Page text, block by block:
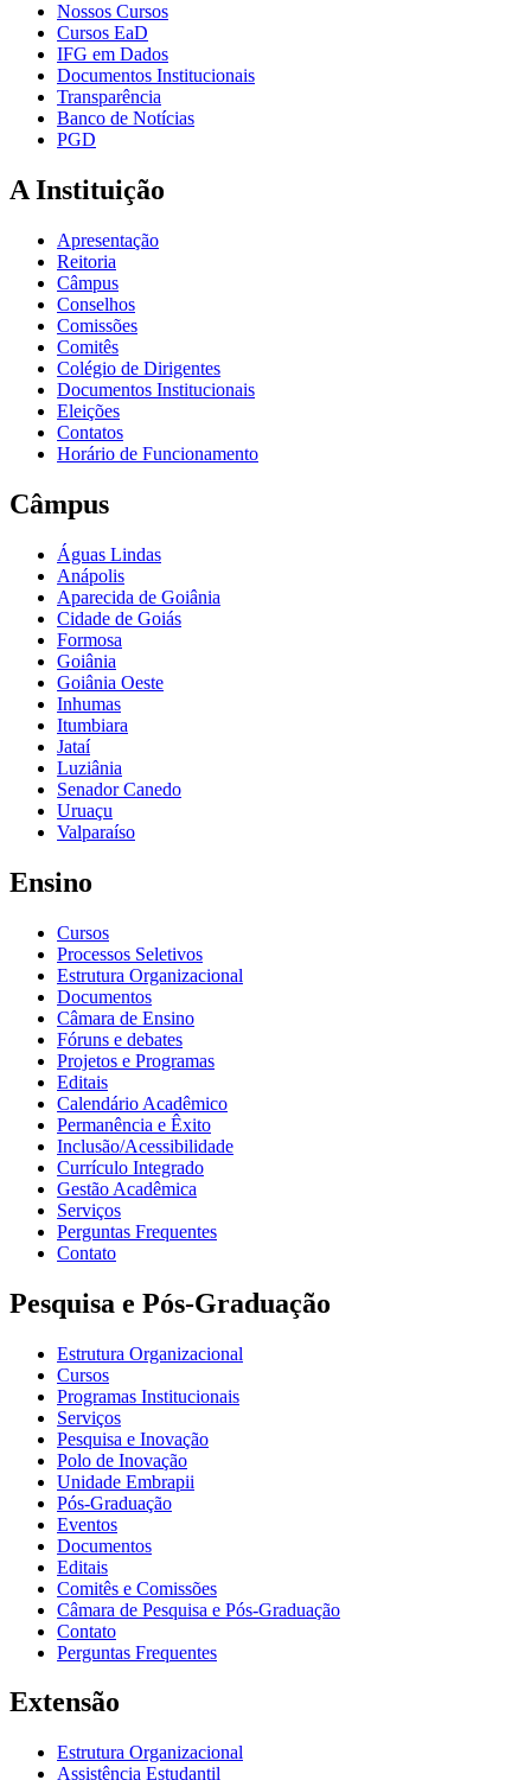
Nossos Cursos
Cursos EaD
IFG em Dados
Documentos Institucionais
Transparência
Banco de Notícias
PGD
A Instituição
Apresentação
Reitoria
Câmpus
Conselhos
Comissões
Comitês
Colégio de Dirigentes
Documentos Institucionais
Eleições
Contatos
Horário de Funcionamento
Câmpus
Águas Lindas
Anápolis
Aparecida de Goiânia
Cidade de Goiás
Formosa
Goiânia
Goiânia Oeste
Inhumas
Itumbiara
Jataí
Luziânia
Senador Canedo
Uruaçu
Valparaíso
Ensino
Cursos
Processos Seletivos
Estrutura Organizacional
Documentos
Câmara de Ensino
Fóruns e debates
Projetos e Programas
Editais
Calendário Acadêmico
Permanência e Êxito
Inclusão/Acessibilidade
Currículo Integrado
Gestão Acadêmica
Serviços
Perguntas Frequentes
Contato
Pesquisa e Pós-Graduação
Estrutura Organizacional
Cursos
Programas Institucionais
Serviços
Pesquisa e Inovação
Polo de Inovação
Unidade Embrapii
Pós-Graduação
Eventos
Documentos
Editais
Comitês e Comissões
Câmara de Pesquisa e Pós-Graduação
Contato
Perguntas Frequentes
Extensão
Estrutura Organizacional
Assistência Estudantil